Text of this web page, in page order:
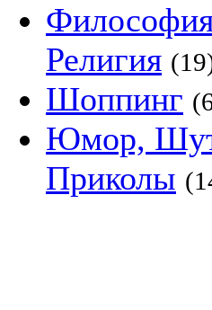
Религия
Шоппинг
Юмор,
Приколы